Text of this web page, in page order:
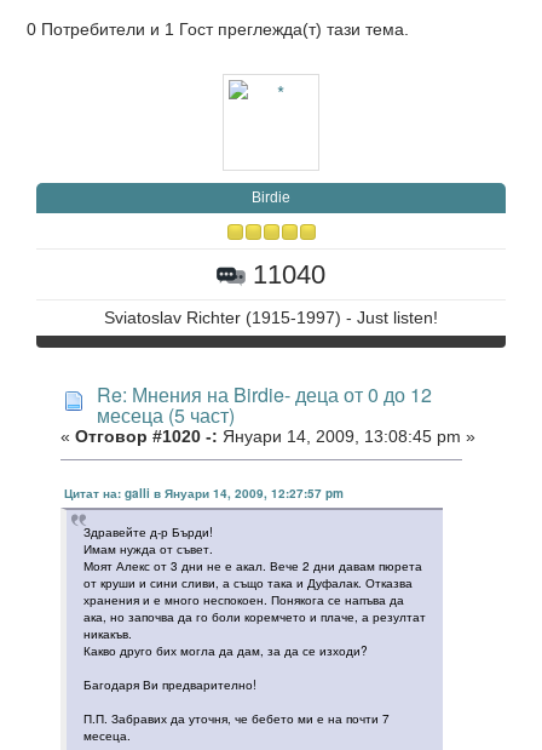
0 Потребители и 1 Гост преглежда(т) тази тема.
Birdie
11040
Sviatoslav Richter (1915-1997) - Just listen!
Re: Мнения на Birdie- деца от 0 до 12
месеца (5 част)
« Отговор #1020 -: Януари 14, 2009, 13:08:45 pm »
Цитат на: galli в Януари 14, 2009, 12:27:57 pm
Здравейте д-р Бърди!
Имам нужда от съвет.
Моят Алекс от 3 дни не е акал. Вече 2 дни давам пюрета
от круши и сини сливи, а също така и Дуфалак. Отказва
хранения и е много неспокоен. Понякога се напъва да
ака, но започва да го боли коремчето и плаче, а резултат
никакъв.
Какво друго бих могла да дам, за да се изходи?
Багодаря Ви предварително!
П.П. Забравих да уточня, че бебето ми е на почти 7
месеца.